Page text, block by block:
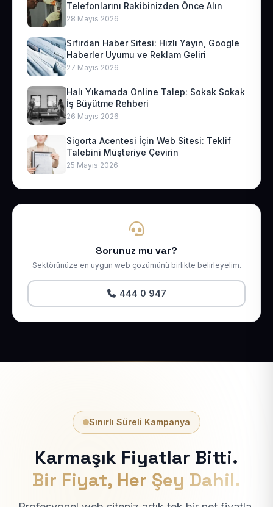
Telefonlarını Rakibinizden Önce Alın
28 Mayıs 2026
Sıfırdan Haber Sitesi: Hızlı Yayın, Google
Haberler Uyumu ve Reklam Geliri
27 Mayıs 2026
Halı Yıkamada Online Talep: Sokak Sokak
İş Büyütme Rehberi
26 Mayıs 2026
Sigorta Acentesi İçin Web Sitesi: Teklif
Talebini Müşteriye Çevirin
25 Mayıs 2026
Sorunuz mu var?
Sektörünüze en uygun web çözümünü birlikte belirleyelim.
444 0 947
Sınırlı Süreli Kampanya
Karmaşık Fiyatlar Bitti.
Bir Fiyat, Her Şey Dahil.